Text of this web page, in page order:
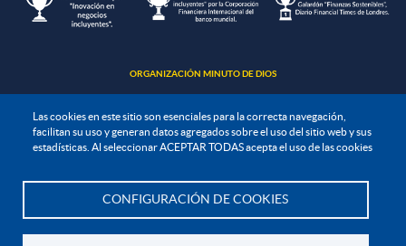
Las cookies en este sitio son esenciales para la correcta navegación,
facilitan su uso y generan datos agregados sobre el uso del sitio web y sus
estadísticas. Al seleccionar ACEPTAR TODAS acepta el uso de las cookies
CONFIGURACIÓN DE COOKIES
ORGANIZACIÓN MINUTO DE DIOS
Política de protección de datos
Política de tratamiento de la información